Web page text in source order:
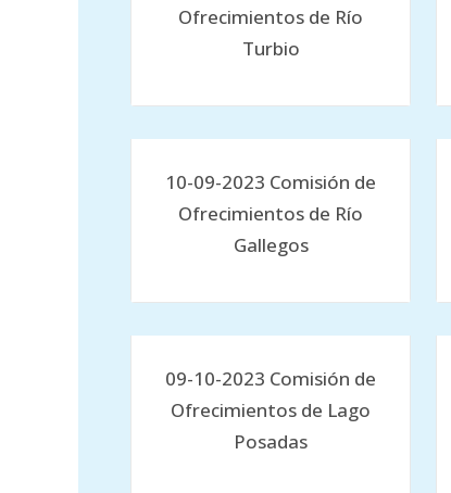
Ofrecimientos de Río
Turbio
10-09-2023 Comisión de
Ofrecimientos de Río
Gallegos
09-10-2023 Comisión de
Ofrecimientos de Lago
Posadas